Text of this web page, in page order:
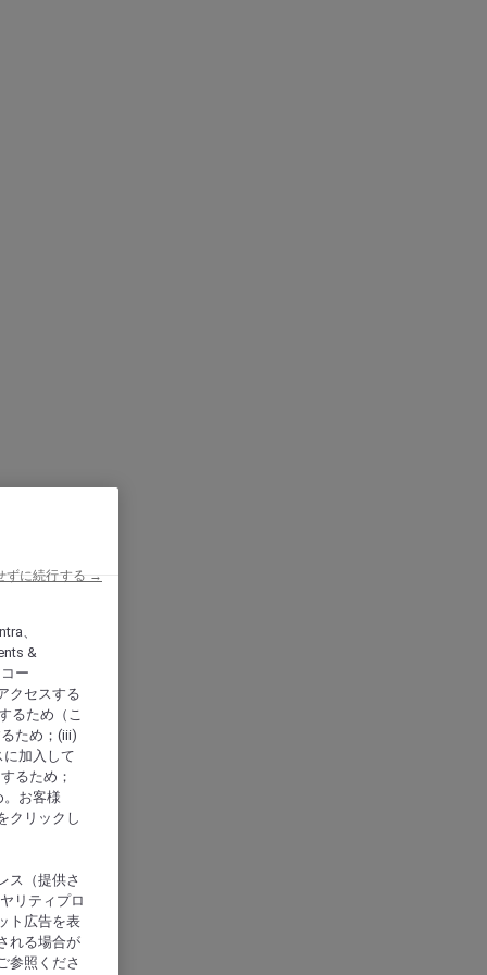
、
&
ー
クセスする
るため（こ
ため；(iii)
加入して
るため；
お客様
クリックし
ス（提供さ
リティプロ
ト広告を表
れる場合が
参照くださ
ずに続行する →